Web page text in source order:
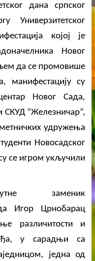
дана српског
Универзитетског
којој је
Новог
да се промовише
манифестацију су
Новог Сада,
СКУД “Железничар”,
удружења
Новосадског
се игром укључили
заменик
Игор Црнобарац
различитости и
у сарадњи са
једна од